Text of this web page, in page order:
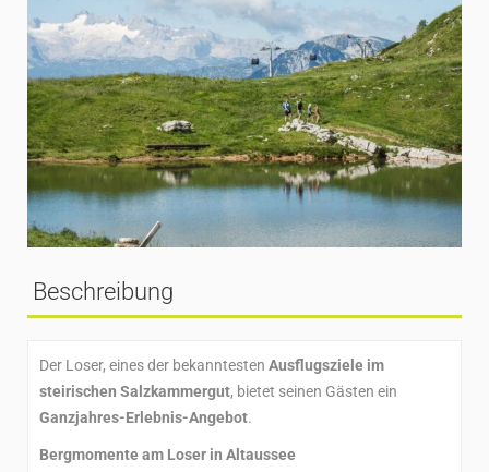
Beschreibung
Der Loser, eines der bekanntesten Ausflugsziele im
steirischen Salzkammergut, bietet seinen Gästen ein
Ganzjahres-Erlebnis-Angebot.
Bergmomente am Loser in Altaussee